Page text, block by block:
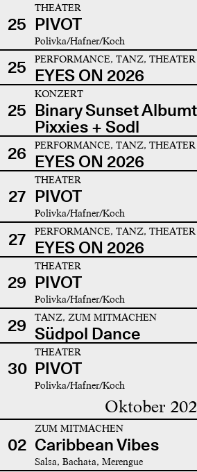
25
THEATER
PIVOT
Polivka/Hafner/Koch
25 PERFORMANCE, TANZ, THEATER
EYES ON 2026
25
KONZERT
Binary Sunset
Pixxies + Sodl
26
PERFORMANCE, TANZ, THEATER
EYES ON 2026
27
THEATER
PIVOT
Polivka/Hafner/Koch
27 PERFORMANCE, TANZ, THEATER
EYES ON 2026
29
THEATER
PIVOT
Polivka/Hafner/Koch
29 TANZ, ZUM MITMACHEN
Südpol Dance
30
THEATER
PIVOT
Polivka/Hafner/Koch
Oktober
02
ZUM MITMACHEN
Caribbean Vibes
Salsa, Bachata, Merengue